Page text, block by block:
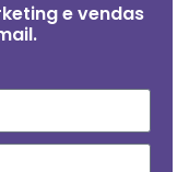
e vendas